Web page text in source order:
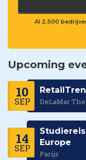
Al 2.500
Upcoming
10
SEP DeLaMar
14
SEP
Europe
Parijs